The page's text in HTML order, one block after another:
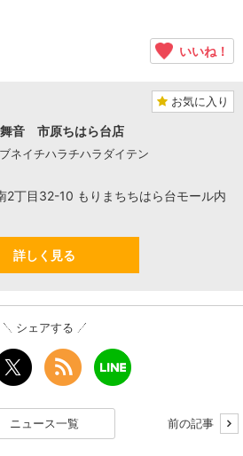
いいね！
お気に入り
音 市原ちはら台店
ネイチハラチハラダイテン
2丁目32-10 もりまちちはら台モール内
詳しく見る
シェアする
ニュース一覧 前の記事